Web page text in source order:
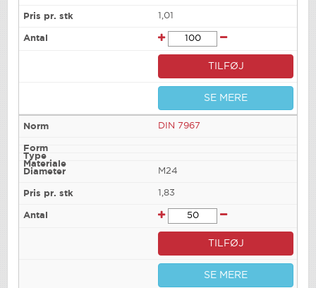
1,01
TILFØJ
SE MERE
DIN 7967
M24
1,83
TILFØJ
SE MERE